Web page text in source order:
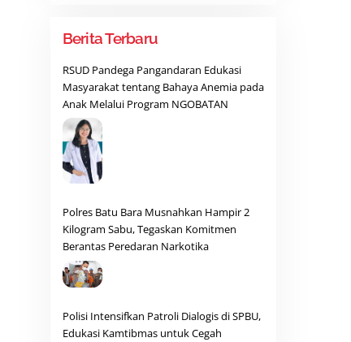
Berita Terbaru
RSUD Pandega Pangandaran Edukasi
Masyarakat tentang Bahaya Anemia pada
Anak Melalui Program NGOBATAN
Polres Batu Bara Musnahkan Hampir 2
Kilogram Sabu, Tegaskan Komitmen
Berantas Peredaran Narkotika
Polisi Intensifkan Patroli Dialogis di SPBU,
Edukasi Kamtibmas untuk Cegah